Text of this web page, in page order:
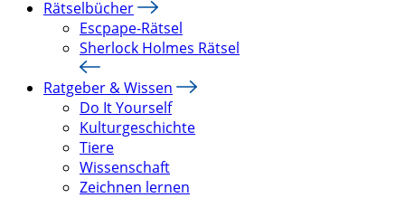
Rätselbücher
Escpape-Rätsel
Sherlock Holmes Rätsel
Ratgeber & Wissen
Do It Yourself
Kulturgeschichte
Tiere
Wissenschaft
Zeichnen lernen